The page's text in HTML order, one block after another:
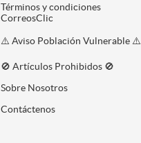
Términos y condiciones
CorreosClic
⚠️ Aviso Población Vulnerable ⚠️
🚫 Artículos Prohibidos 🚫
Sobre Nosotros
Contáctenos